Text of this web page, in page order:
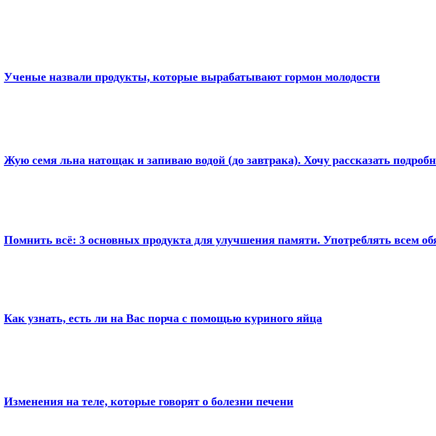
Ученые назвали продукты, которые вырабатывают гормон молодости
Жую семя льна натощак и запиваю водой (до завтрака). Хочу рассказать
Помнить всё: 3 основных продукта для улучшения памяти. Употреблять всем
Как узнать, есть ли на Вас порча с помощью куриного яйца
Изменения на теле, которые говорят о болезни печени